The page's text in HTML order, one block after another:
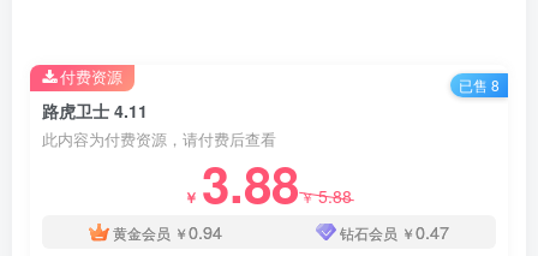
路虎卫士 4.11
此内容为付费资源，请付费后查看
￥ 3.88￥5.88
黄金会员 ￥0.94 钻石会员 ￥0.47
付费资源 已售 8